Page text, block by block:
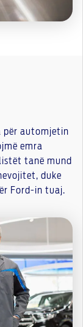
për automjetin
emra
tanë mund
duke
Ford-in tuaj.